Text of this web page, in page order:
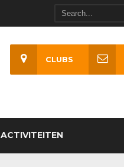
ACTIVITEITEN
CLUBS